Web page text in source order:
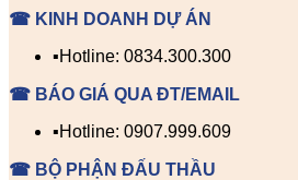
☎ KINH DOANH DỰ ÁN
▪️Hotline: 0834.300.300
☎ BÁO GIÁ QUA ĐT/EMAIL
▪️Hotline: 0907.999.609
☎ BỘ PHẬN ĐẤU THẦU